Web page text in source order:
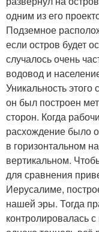
одним из его
Подземное
если остров будет
случалось очень
водовод и
Уникальность
он был построен
сторон. Когда
расхождение было
в горизонтальном
вертикальном.
для сравнения
Иерусалиме,
нашей эры. Тогда
контролировалась